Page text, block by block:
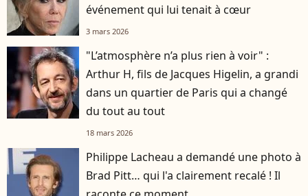
événement qui lui tenait à cœur
3 mars 2026
"L’atmosphère n’a plus rien à voir" :
Arthur H, fils de Jacques Higelin, a grandi
dans un quartier de Paris qui a changé
du tout au tout
18 mars 2026
Philippe Lacheau a demandé une photo à
Brad Pitt… qui l'a clairement recalé ! Il